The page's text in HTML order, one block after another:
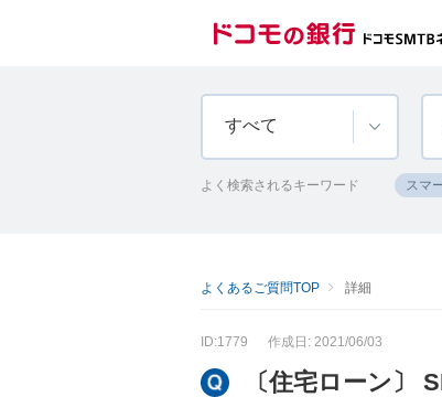
すべて
よく検索されるキーワード スマ
よくあるご質問TOP 詳細
ID:1779 作成日: 2021/06/03
〔住宅ローン〕